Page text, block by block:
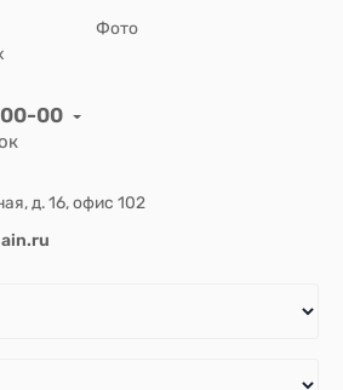
Фото
00
д. 16, офис 102